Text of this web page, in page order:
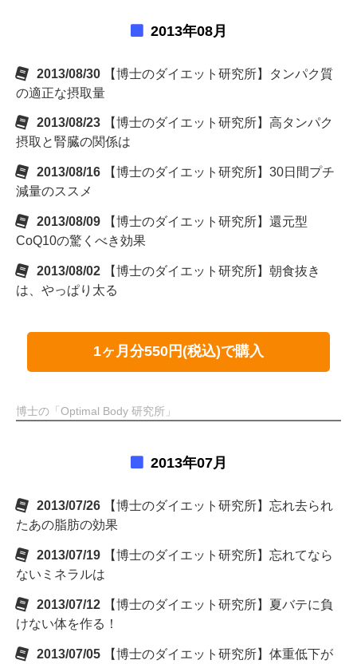
2013年08月
2013/08/30
【博士のダイエット研究所】タンパク質
の適正な摂取量
2013/08/23
【博士のダイエット研究所】高タンパク
摂取と腎臓の関係は
2013/08/16
【博士のダイエット研究所】30日間プチ
減量のススメ
2013/08/09
【博士のダイエット研究所】還元型
CoQ10の驚くべき効果
2013/08/02
【博士のダイエット研究所】朝食抜き
は、やっぱり太る
1ヶ月分550円(税込)で購入
博士の「Optimal Body 研究所」
2013年07月
2013/07/26
【博士のダイエット研究所】忘れ去られ
たあの脂肪の効果
2013/07/19
【博士のダイエット研究所】忘れてなら
ないミネラルは
2013/07/12
【博士のダイエット研究所】夏バテに負
けない体を作る！
2013/07/05
【博士のダイエット研究所】体重低下が